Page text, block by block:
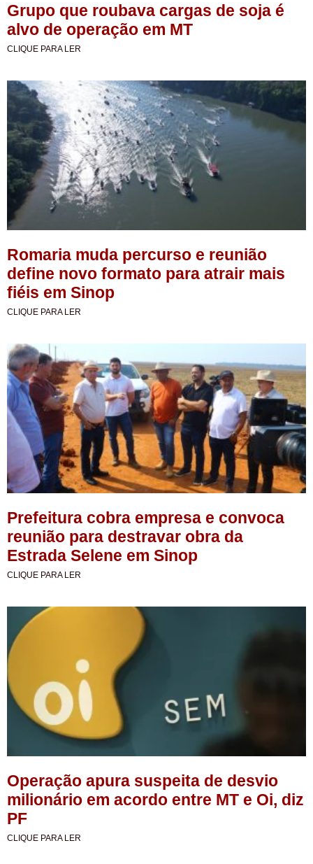
Grupo que roubava cargas de soja é
alvo de operação em MT
CLIQUE PARA LER
Romaria muda percurso e reunião
define novo formato para atrair mais
fiéis em Sinop
CLIQUE PARA LER
Prefeitura cobra empresa e convoca
reunião para destravar obra da
Estrada Selene em Sinop
CLIQUE PARA LER
Operação apura suspeita de desvio
milionário em acordo entre MT e Oi, diz
PF
CLIQUE PARA LER